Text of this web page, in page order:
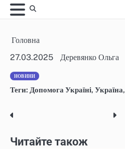
Skip
to
Головна
27.03.2025
Деревянко Ольга
НОВИНИ
Теги: Допомога Україні, Україна,
Post
navigation
Читайте також